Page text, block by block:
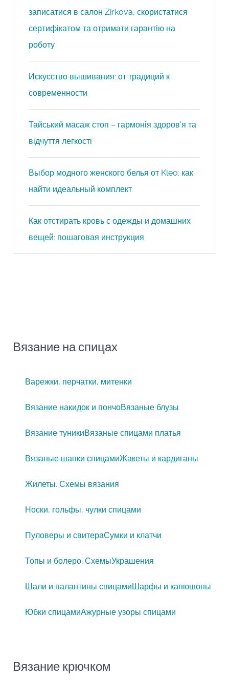
записатися в салон Zirkova, скористатися
сертифікатом та отримати гарантію на
роботу
Искусство вышивания: от традиций к
современности
Тайський масаж стоп – гармонія здоров’я та
відчуття легкості
Выбор модного женского белья от Kleo: как
найти идеальный комплект
Как отстирать кровь с одежды и домашних
вещей: пошаговая инструкция
Вязание на спицах
Варежки, перчатки, митенки
Вязание накидок и пончоВязаные блузы
Вязание туникиВязаные спицами платья
Вязаные шапки спицамиЖакеты и кардиганы
Жилеты. Схемы вязания
Носки, гольфы, чулки спицами
Пуловеры и свитераСумки и клатчи
Топы и болеро. СхемыУкрашения
Шали и палантины спицамиШарфы и капюшоны
Юбки спицамиАжурные узоры спицами
Вязание крючком